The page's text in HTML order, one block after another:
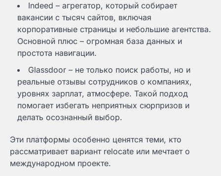
Indeed – агрегатор, который собирает
вакансии с тысяч сайтов, включая
корпоративные страницы и небольшие агентства.
Основной плюс – огромная база данных и
простота навигации.
Glassdoor – не только поиск работы, но и
реальные отзывы сотрудников о компаниях,
уровнях зарплат, атмосфере. Такой подход
помогает избегать неприятных сюрпризов и
делать осознанный выбор.
Эти платформы особенно ценятся теми, кто
рассматривает вариант relocate или мечтает о
международном проекте.